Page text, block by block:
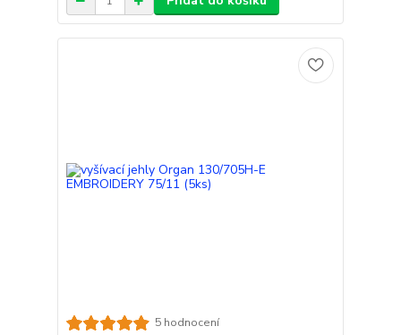
5 hodnocení